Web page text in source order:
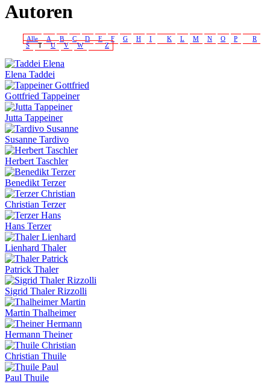
Autoren
Alle A B C D E F G H I K L M N O P
R
S
T U V W Z
Elena Taddei
Gottfried Tappeiner
Jutta Tappeiner
Susanne Tardivo
Herbert Taschler
Benedikt Terzer
Christian Terzer
Hans Terzer
Lienhard Thaler
Patrick Thaler
Sigrid Thaler Rizzolli
Martin Thalheimer
Hermann Theiner
Christian Thuile
Paul Thuile